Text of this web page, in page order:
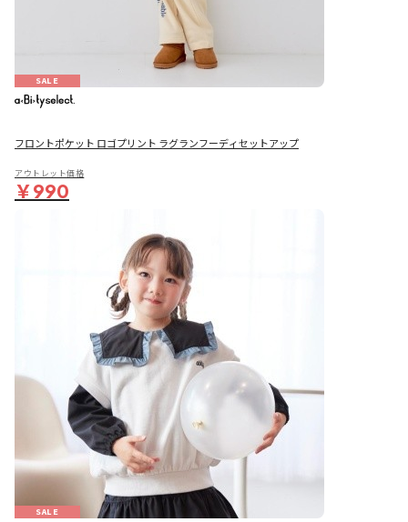
SALE
フロントポケット ロゴプリント ラグランフーディセットアップ
アウトレット価格
￥990
SALE